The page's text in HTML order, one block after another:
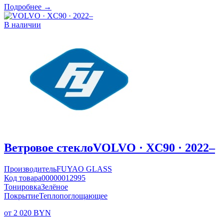
Подробнее →
В наличии
Ветровое стеклоVOLVO · XC90 · 2022–
ПроизводительFUYAO GLASS
Код товара00000012995
ТонировкаЗелёное
ПокрытиеТеплопоглощающее
от 2 020 BYN